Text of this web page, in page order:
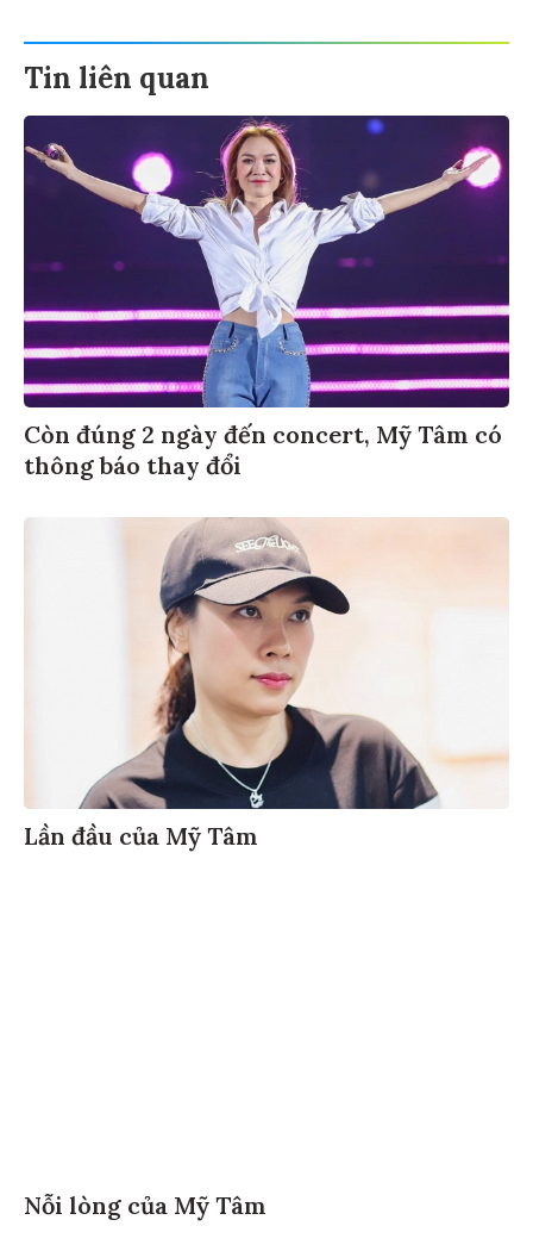
Tin liên quan
Còn đúng 2 ngày đến concert, Mỹ Tâm có
thông báo thay đổi
Lần đầu của Mỹ Tâm
Nỗi lòng của Mỹ Tâm